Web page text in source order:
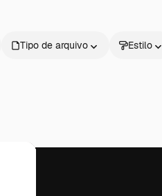
Tipo de arquivo Estilo